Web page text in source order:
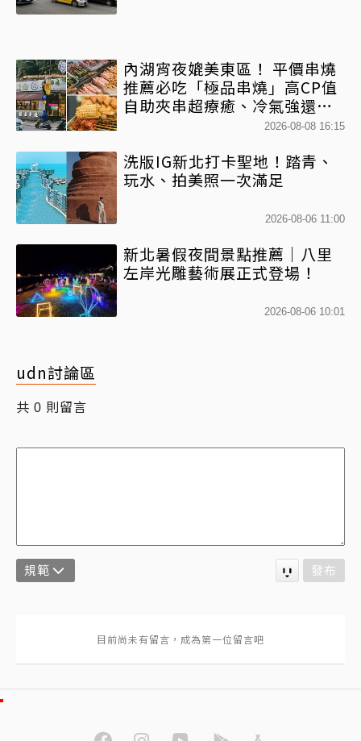
內湖宵夜媲美東區！ 平價串燒
推薦必吃「極品串燒」高CP值
自助夾串超療癒、冷氣強還不
2026-08-08 16:15
洗版IG新北打卡聖地！踏青、
玩水、拍美照一次滿足
2026-08-06 11:00
新北暑假夜間景點推薦｜八里
左岸光雕藝術展正式登場！
2026-08-06 10:01
udn討論區
共 0 則留言
規範 發布